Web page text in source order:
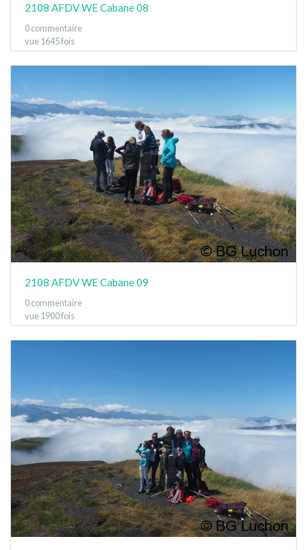
2108 AFDV WE Cabane 08
0 commentaire
vue 1645 fois
2108 AFDV WE Cabane 09
0 commentaire
vue 1900 fois